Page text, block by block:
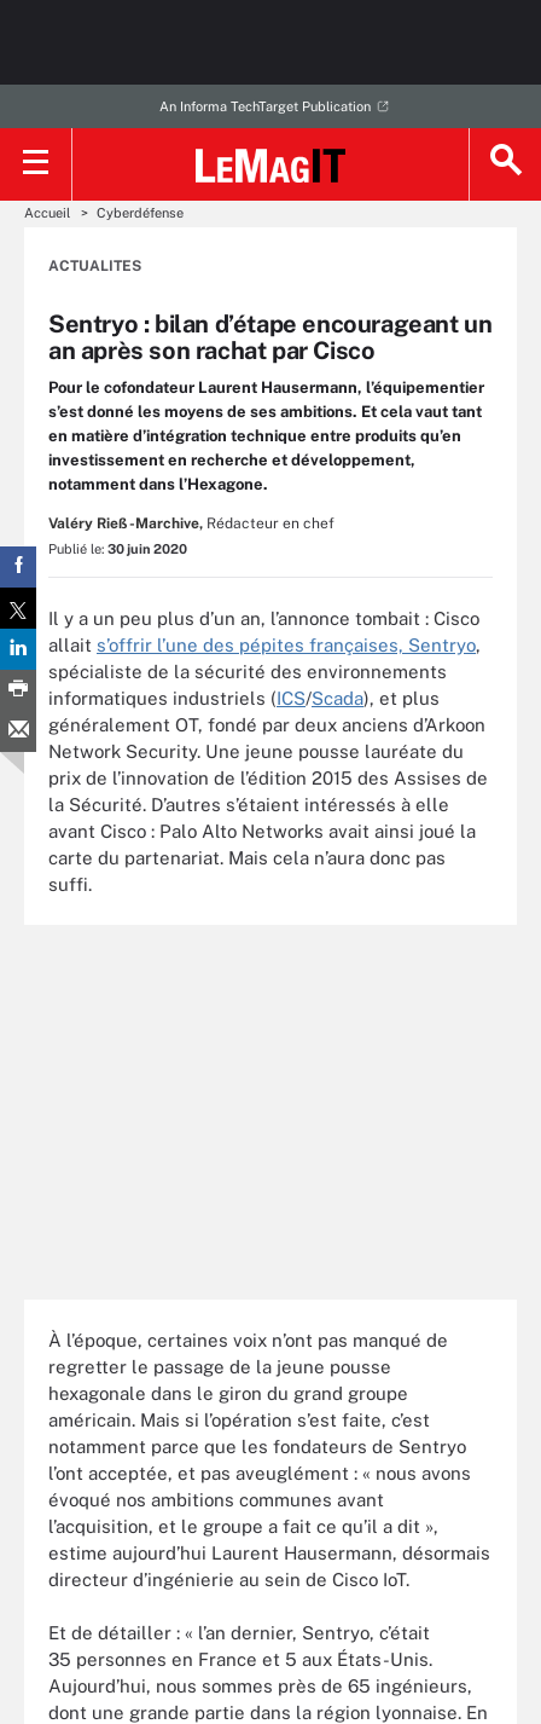
An Informa TechTarget Publication
Accueil Cyberdéfense
ACTUALITES
Sentryo : bilan d’étape encourageant un
an après son rachat par Cisco
Pour le cofondateur Laurent Hausermann, l’équipementier
s’est donné les moyens de ses ambitions. Et cela vaut tant
en matière d’intégration technique entre produits qu’en
investissement en recherche et développement,
notamment dans l’Hexagone.
Valéry Rieß-Marchive, Rédacteur en chef
Publié le: 30 juin 2020
Il y a un peu plus d’un an, l’annonce tombait : Cisco
allait s’offrir l’une des pépites françaises, Sentryo,
spécialiste de la sécurité des environnements
informatiques industriels (ICS/Scada), et plus
généralement OT, fondé par deux anciens d’Arkoon
Network Security. Une jeune pousse lauréate du
prix de l’innovation de l’édition 2015 des Assises de
la Sécurité. D’autres s’étaient intéressés à elle
avant Cisco : Palo Alto Networks avait ainsi joué la
carte du partenariat. Mais cela n’aura donc pas
suffi.
À l’époque, certaines voix n’ont pas manqué de
regretter le passage de la jeune pousse
hexagonale dans le giron du grand groupe
américain. Mais si l’opération s’est faite, c’est
notamment parce que les fondateurs de Sentryo
l’ont acceptée, et pas aveuglément : « nous avons
évoqué nos ambitions communes avant
l’acquisition, et le groupe a fait ce qu’il a dit »,
estime aujourd’hui Laurent Hausermann, désormais
directeur d’ingénierie au sein de Cisco IoT.
Et de détailler : « l’an dernier, Sentryo, c’était
35 personnes en France et 5 aux États-Unis.
Aujourd’hui, nous sommes près de 65 ingénieurs,
dont une grande partie dans la région lyonnaise. En